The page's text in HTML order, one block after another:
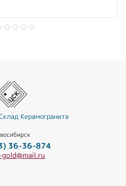
Керамогранита
36-36-874